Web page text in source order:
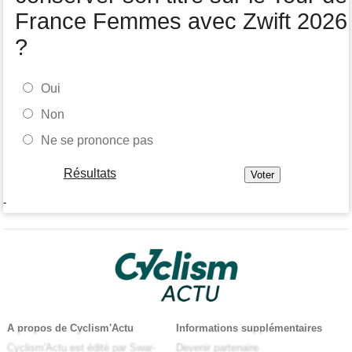
France Femmes avec Zwift 2026
?
Oui
Non
Ne se prononce pas
Résultats
-
A propos de Cyclism'Actu
Cyclism'Actu est édité par Swar-
Informations supplémentaires
Devenir partenaire